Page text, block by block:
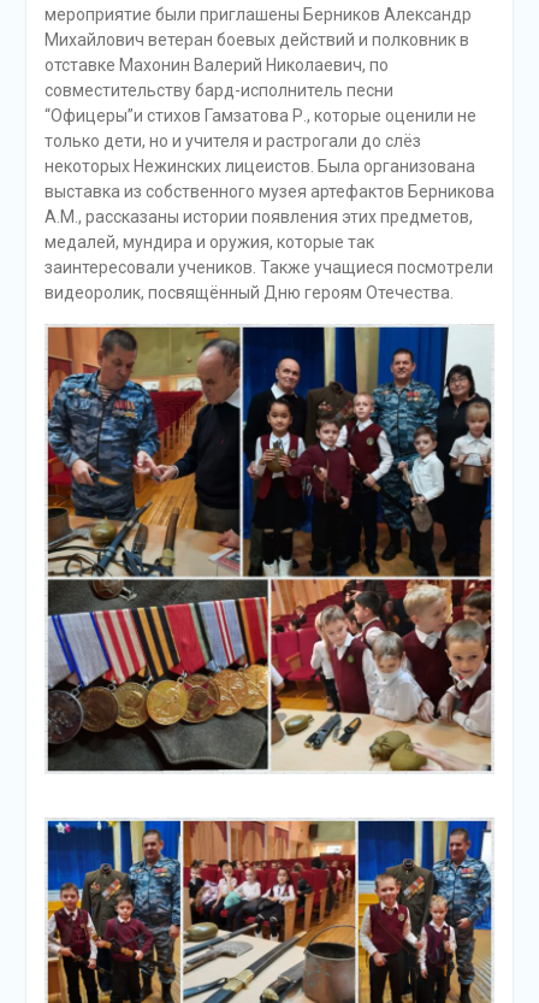
мероприятие были приглашены Берников Александр
Михайлович ветеран боевых действий и полковник в
отставке Махонин Валерий Николаевич, по
совместительству бард-исполнитель песни
“Офицеры”и стихов Гамзатова Р., которые оценили не
только дети, но и учителя и растрогали до слёз
некоторых Нежинских лицеистов. Была организована
выставка из собственного музея артефактов Берникова
А.М., рассказаны истории появления этих предметов,
медалей, мундира и оружия, которые так
заинтересовали учеников. Также учащиеся посмотрели
видеоролик, посвящённый Дню героям Отечества.